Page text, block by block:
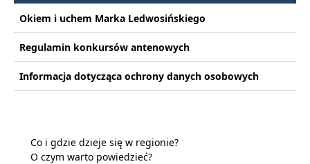
Okiem i uchem Marka Ledwosińskiego
Regulamin konkursów antenowych
Informacja dotycząca ochrony danych osobowych
Co i gdzie dzieje się w regionie?
O czym warto powiedzieć?